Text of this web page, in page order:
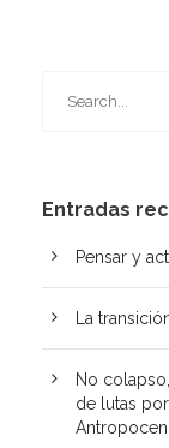
Entradas
Pensar y
La
No
de lutas